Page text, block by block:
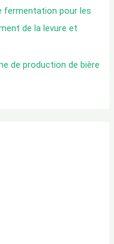
fermentation pour les
de la levure et
de production de bière